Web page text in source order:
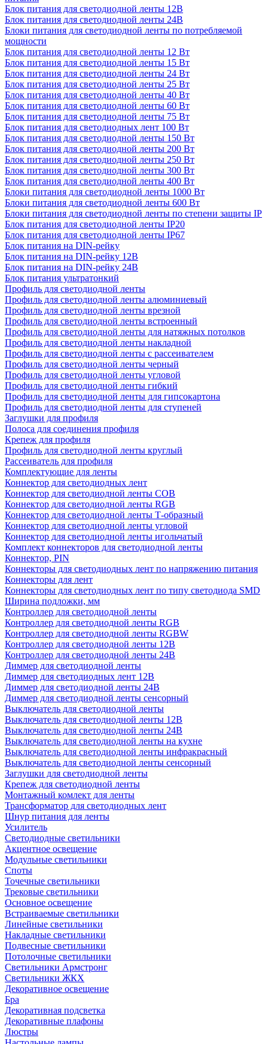
Блок питания для светодиодной ленты 12В
Блок питания для светодиодной ленты 24В
Блоки питания для светодиодной ленты по потребляемой
мощности
Блок питания для светодиодной ленты 12 Вт
Блок питания для светодиодной ленты 15 Вт
Блок питания для светодиодной ленты 24 Вт
Блок питания для светодиодной ленты 25 Вт
Блок питания для светодиодной ленты 40 Вт
Блок питания для светодиодной ленты 60 Вт
Блок питания для светодиодной ленты 75 Вт
Блок питания для светодиодных лент 100 Вт
Блок питания для светодиодной ленты 150 Вт
Блок питания для светодиодной ленты 200 Вт
Блок питания для светодиодной ленты 250 Вт
Блок питания для светодиодной ленты 300 Вт
Блок питания для светодиодной ленты 400 Вт
Блоки питания для светодиодной ленты 1000 Вт
Блоки питания для светодиодной ленты 600 Вт
Блоки питания для светодиодной ленты по степени защиты IP
Блок питания для светодиодной ленты IP20
Блок питания для светодиодной ленты IP67
Блок питания на DIN-рейку
Блок питания на DIN-рейку 12В
Блок питания на DIN-рейку 24В
Блок питания ультратонкий
Профиль для светодиодной ленты
Профиль для светодиодной ленты алюминиевый
Профиль для светодиодной ленты врезной
Профиль для светодиодной ленты встроенный
Профиль для светодиодной ленты для натяжных потолков
Профиль для светодиодной ленты накладной
Профиль для светодиодной ленты с рассеивателем
Профиль для светодиодной ленты черный
Профиль для светодиодной ленты угловой
Профиль для светодиодной ленты гибкий
Профиль для светодиодной ленты для гипсокартона
Профиль для светодиодной ленты для ступеней
Заглушки для профиля
Полоса для соединения профиля
Крепеж для профиля
Профиль для светодиодной ленты круглый
Рассеиватель для профиля
Комплектующие для ленты
Коннектор для светодиодных лент
Коннектор для светодиодной ленты COB
Коннектор для светодиодной ленты RGB
Коннектор для светодиодной ленты Т-образный
Коннектор для светодиодной ленты угловой
Коннектор для светодиодной ленты игольчатый
Комплект коннекторов для светодиодной ленты
Коннектор, PIN
Коннекторы для светодиодных лент по напряжению питания
Коннекторы для лент
Коннекторы для светодиодных лент по типу светодиода SMD
Ширина подложки, мм
Контроллер для светодиодной ленты
Контроллер для светодиодной ленты RGB
Контроллер для светодиодной ленты RGBW
Контроллер для светодиодной ленты 12В
Контроллер для светодиодной ленты 24В
Диммер для светодиодной ленты
Диммер для светодиодных лент 12В
Диммер для светодиодной ленты 24В
Диммер для светодиодной ленты сенсорный
Выключатель для светодиодной ленты
Выключатель для светодиодной ленты 12В
Выключатель для светодиодной ленты 24В
Выключатель для светодиодной ленты на кухне
Выключатель для светодиодной ленты инфракрасный
Выключатель для светодиодной ленты сенсорный
Заглушки для светодиодной ленты
Крепеж для светодиодной ленты
Монтажный комлект для ленты
Трансформатор для светодиодных лент
Шнур питания для ленты
Усилитель
Светодиодные светильники
Акцентное освещение
Модульные светильники
Споты
Точечные светильники
Трековые светильники
Основное освещение
Встраиваемые светильники
Линейные светильники
Накладные светильники
Подвесные светильники
Потолочные светильники
Светильники Армстронг
Светильники ЖКХ
Декоративное освещение
Бра
Декоративная подсветка
Декоративные плафоны
Люстры